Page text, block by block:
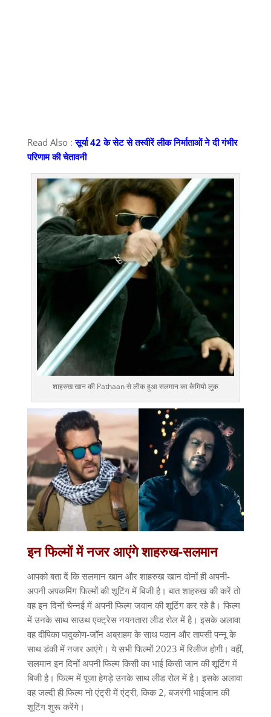
Read Also :सूर्या 42 के सेट से तस्वीरें लीक निर्माताओं ने दी गंभीर
परिणाम की चेतावनी
शाहरुख खान की Pathaan से लीक हुआ सलमान का कैमियो लुक
इन फिल्मों में नजर आएंगे शाहरुख-सलमान
आपको बता दें कि सलमान खान और शाहरुख खान दोनों ही अपनी-
अपनी अपकमिंग फिल्मों की शूटिंग में बिजी है। बात शाहरुख की करें तो
वह इन दिनों चेन्नई में अपनी फिल्म जवान की शूटिंग कर रहे है। फिल्म
में उनके साथ साउथ एक्ट्रेस नयनतारा लीड रोल में है। इसके अलावा
वह दीपिका पादुकोण-जॉन अब्राहम के साथ पठान और तापसी पन्नू के
साथ डंकी में नजर आएंगे। ये सभी फिल्मों 2023 में रिलीज होगी। वहीं,
सलमान इन दिनों अपनी फिल्म किसी का भाई किसी जान की शूटिंग में
बिजी है। फिल्म में पूजा हेगड़े उनके साथ लीड रोल में है। इसके अलावा
वह जल्दी ही फिल्म नो एंट्री में एंट्री, किक 2, बजरंगी भाईजान की
शूटिंग शुरू करेंगे।